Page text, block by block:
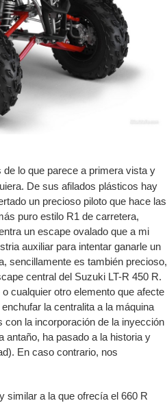
lo que parece a primera vista y
De sus afilados plásticos hay
un precioso piloto que hace las
puro estilo R1 de carretera,
un escape ovalado que a mi
auxiliar para intentar ganarle un
sencillamente es también precioso,
central del Suzuki LT-R 450 R.
cualquier otro elemento que afecte
la centralita a la máquina
la incorporación de la inyección
antaño, ha pasado a la historia y
En caso contrario, nos
similar a la que ofrecía el 660 R